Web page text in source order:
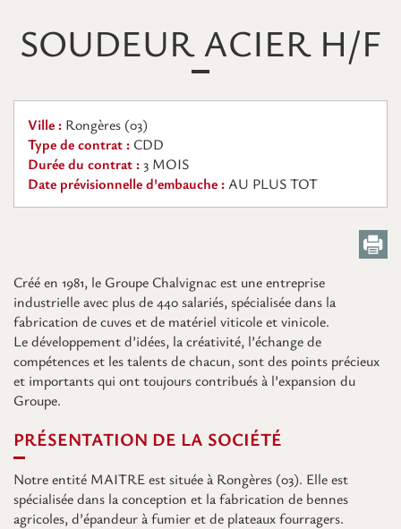
SOUDEUR ACIER H/F
Ville : Rongères (03)
Type de contrat : CDD
Durée du contrat :3 MOIS
Date prévisionnelle d'embauche :AU PLUS TOT
Créé en 1981, le Groupe Chalvignac est une entreprise
industrielle avec plus de 440 salariés, spécialisée dans la
fabrication de cuves et de matériel viticole et vinicole.
Le développement d’idées, la créativité, l’échange de
compétences et les talents de chacun, sont des points précieux
et importants qui ont toujours contribués à l’expansion du
Groupe.
PRÉSENTATION DE LA SOCIÉTÉ
Notre entité MAITRE est située à Rongères (03). Elle est
spécialisée dans la conception et la fabrication de bennes
agricoles, d’épandeur à fumier et de plateaux fourragers.